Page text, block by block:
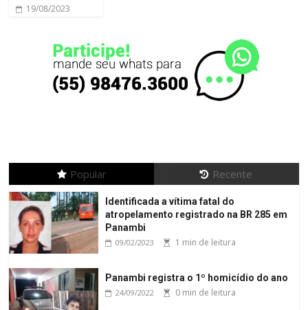
19/08/2023
Popular Recente
Identificada a vítima fatal do
atropelamento registrado na BR 285 em
Panambi
09/02/2023 1 min de leitura
Panambi registra o 1º homicídio do ano
24/09/2022 0 min de leitura